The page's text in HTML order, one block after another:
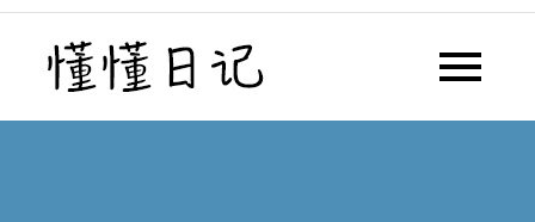
Skip
content
懂懂日记网每天同步更新懂懂学